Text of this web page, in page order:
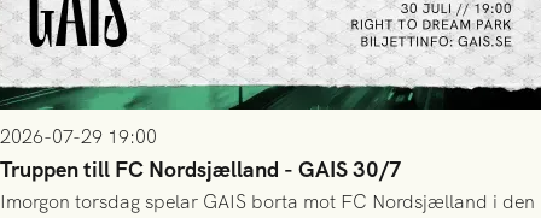
2026-07-29 19:00
Truppen till FC Nordsjælland - GAIS 30/7
Imorgon torsdag spelar GAIS borta mot FC Nordsjælland i den